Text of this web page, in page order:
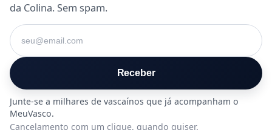
da Colina. Sem spam.
Seu e-mail
Receber
Cancelamento com um clique, quando quiser.